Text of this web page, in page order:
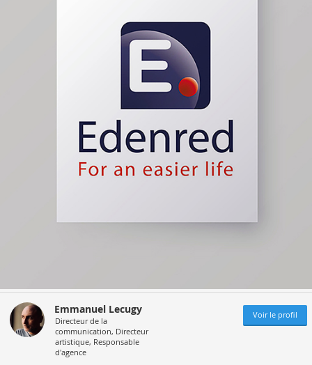
Emmanuel Lecugy
Directeur de la
communication, Directeur
artistique, Responsable
d'agence
Voir le profil